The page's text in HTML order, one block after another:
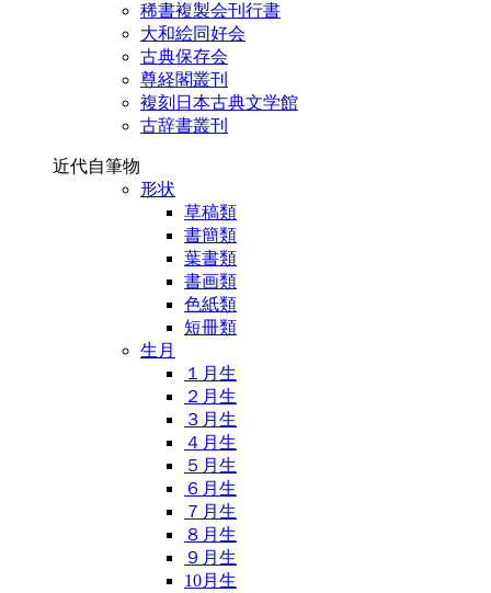
稀書複製会刊行書
大和絵同好会
古典保存会
尊経閣叢刊
複刻日本古典文学館
古辞書叢刊
近代自筆物
形状
草稿類
書簡類
葉書類
書画類
色紙類
短冊類
生月
１月生
２月生
３月生
４月生
５月生
６月生
７月生
８月生
９月生
10月生